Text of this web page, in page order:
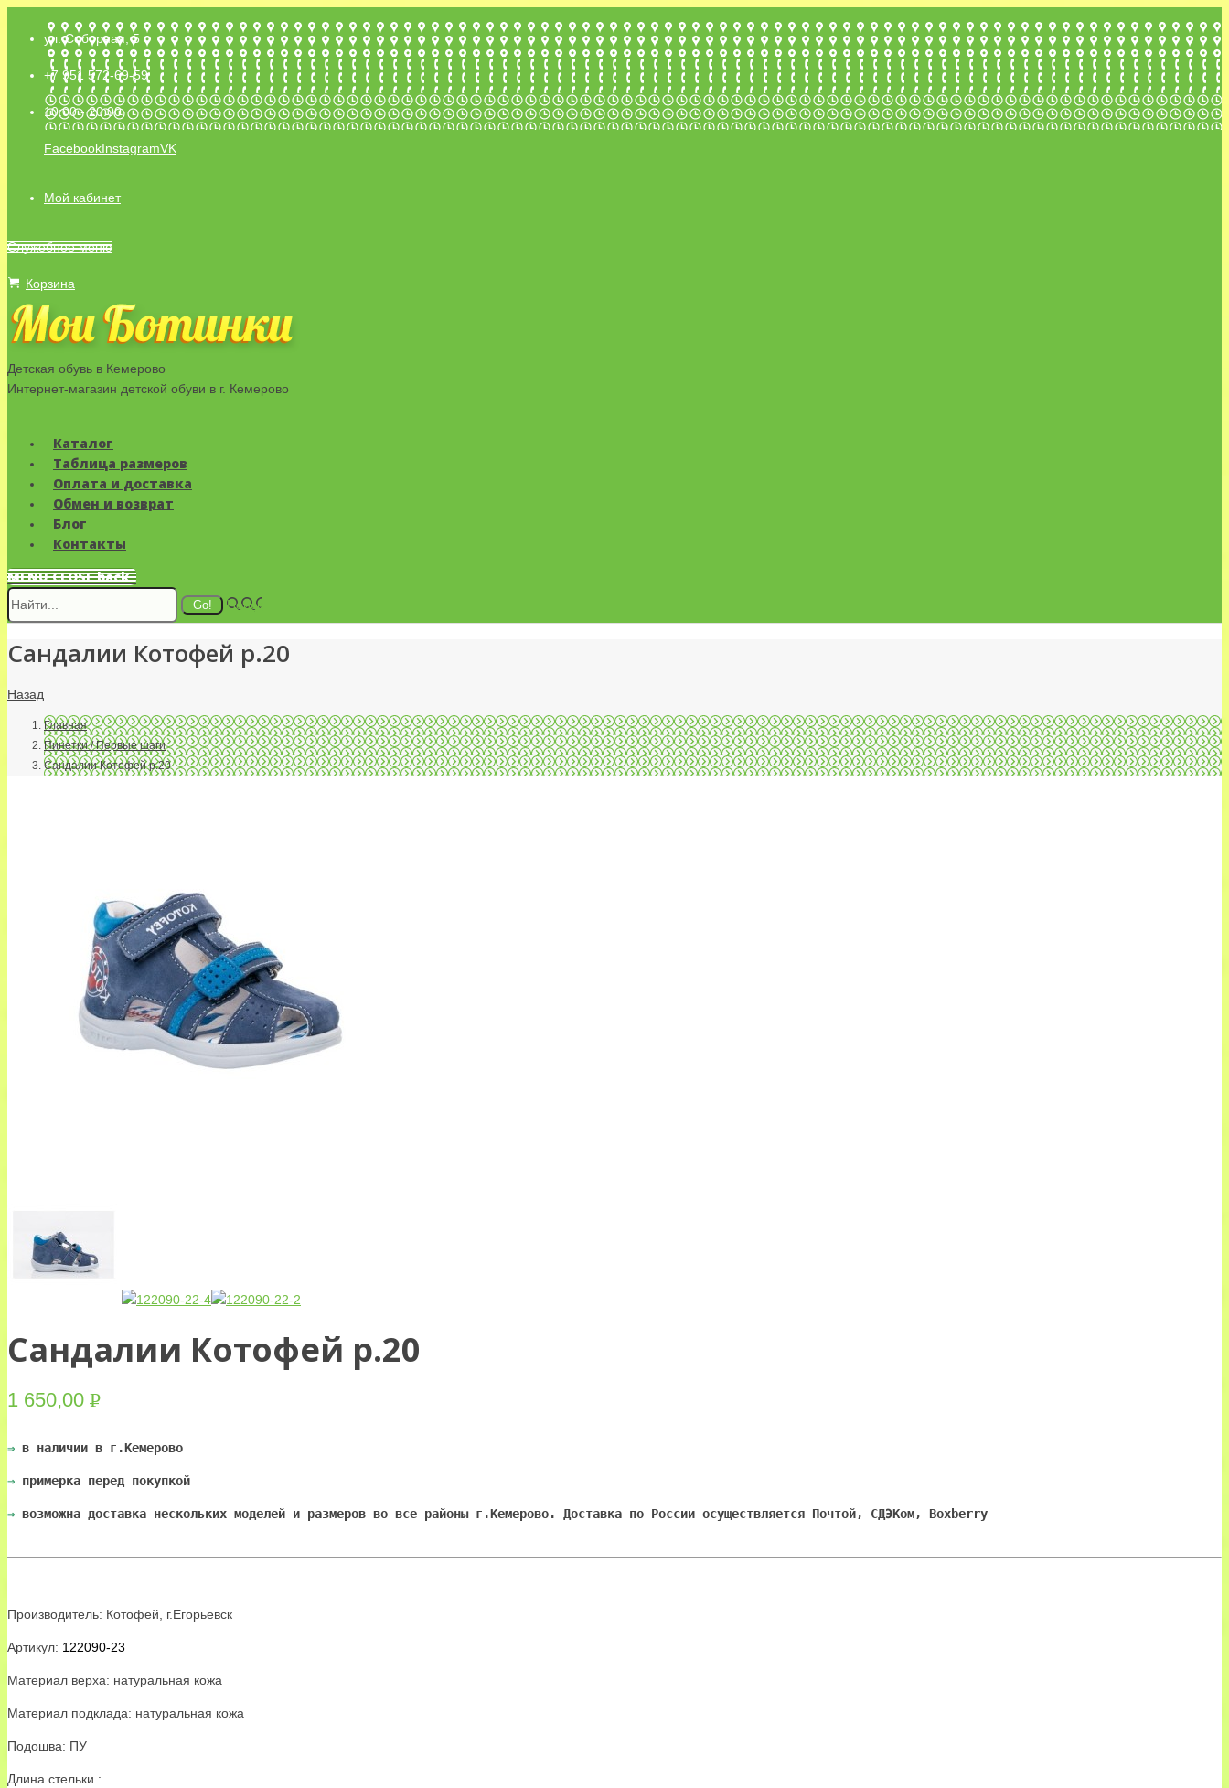
ул. Соборная, 5
+7 951 572-69-59
10:00 - 20:00
FacebookInstagramVK
Мой кабинет
Служебное меню
Корзина
Детская обувь в Кемерово
Интернет-магазин детской обуви в г. Кемерово
Каталог
Таблица размеров
Оплата и доставка
Обмен и возврат
Блог
Контакты
MENU CLOSE back
Поиск
Сандалии Котофей р.20
Назад
Главная
Пинетки / Первые шаги
Сандалии Котофей р.20
Сандалии Котофей р.20
1 650,00 Р
⇒ в наличии в г.Кемерово
⇒ примерка перед покупкой
⇒ возможна доставка нескольких моделей и размеров во все районы г.Кемерово. Доставка по России осуществляется Почтой, СДЭКом, Boxberry
Производитель: Котофей, г.Егорьевск
Артикул: 122090-23
Материал верха: натуральная кожа
Материал подклада: натуральная кожа
Подошва: ПУ
Длина стельки :